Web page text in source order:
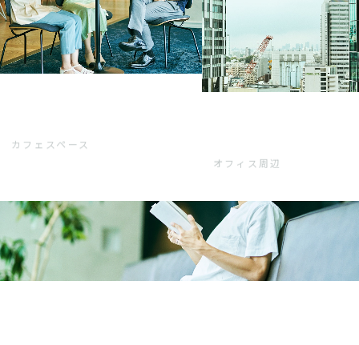
カフェスペース
オフィス周辺